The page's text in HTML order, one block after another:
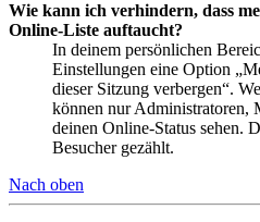
Wie kann ich verhindern, dass
Online-Liste auftaucht?
In deinem persönlichen
Einstellungen eine Option
dieser Sitzung verbergen“.
können nur Administratoren,
deinen Online-Status sehen.
Besucher gezählt.
Nach oben